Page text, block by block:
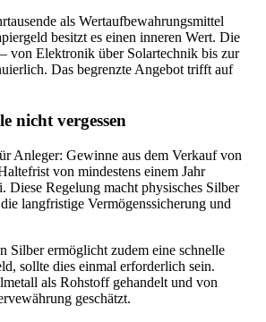
als Wertaufbewahrungsmittel
besitzt es einen inneren Wert. Die
von Elektronik über Solartechnik bis zur
Das begrenzte Angebot trifft auf
nicht vergessen
Anleger: Gewinne aus dem Verkauf von
von mindestens einem Jahr
Diese Regelung macht physisches Silber
langfristige Vermögenssicherung und
Silber ermöglicht zudem eine schnelle
sollte dies einmal erforderlich sein.
als Rohstoff gehandelt und von
geschätzt.